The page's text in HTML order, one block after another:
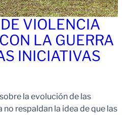
VIOLENCIA
LA GUERRA
INICIATIVAS
la evolución de las
respaldan la idea de que las